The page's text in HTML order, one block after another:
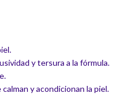
y tersura a la fórmula.
y acondicionan la piel.